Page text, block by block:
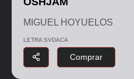
MIGUEL HOYUELOS
LETRA SVDACA
Comprar